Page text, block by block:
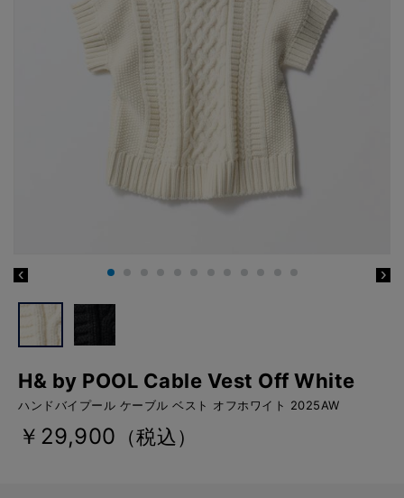
H& by POOL Cable Vest Off White
ハンドバイプール ケーブル ベスト オフホワイト 2025AW
￥29,900 （税込）